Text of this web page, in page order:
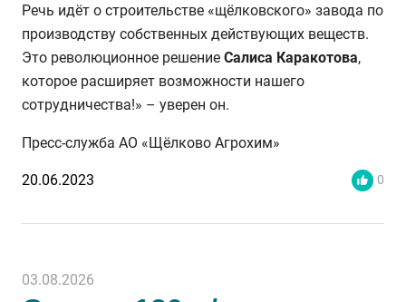
Речь идёт о строительстве «щёлковского» завода по
производству собственных действующих веществ.
Это революционное решение Салиса Каракотова,
которое расширяет возможности нашего
сотрудничества!» – уверен он.
Пресс-служба АО «Щёлково Агрохим»
20.06.2023 0
03.08.2026